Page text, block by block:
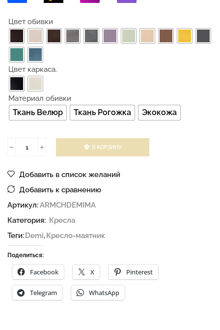
Цвет обивки
Цвет каркаса.
Материал обивки
Ткань Велюр Ткань Рогожка Экокожа
В КОРЗИНУ
Добавить в список желаний
Добавить к сравнению
Артикул:ARMCHDEMIMA
Категория: Кресла
Теги:Demi,Кресло-маятник
Поделиться:
Facebook X Pinterest
Telegram WhatsApp